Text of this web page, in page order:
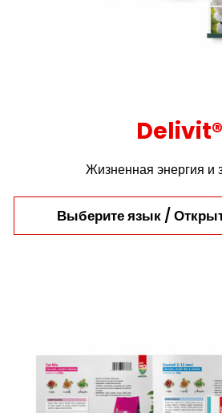
Delivit®
Жизненная энергия и
Выберите язык /